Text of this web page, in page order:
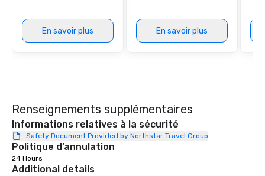
En savoir plus En savoir plus
Renseignements supplémentaires
Informations relatives à la sécurité
Safety Document Provided by Northstar Travel Group
Politique d’annulation
24 Hours
Additional details